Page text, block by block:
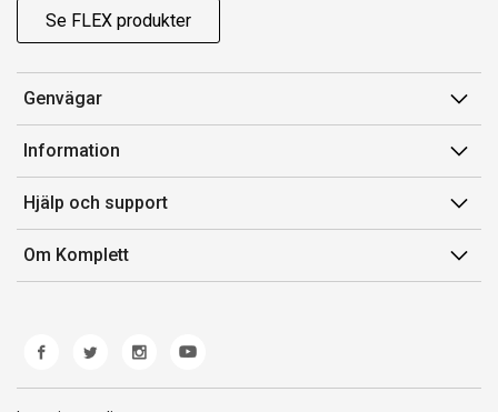
Se FLEX produkter
Genvägar
Konto
Orderhistorik
Presentkort
Komplett Club
Information
Försäljningsvillkor
Medlemsvillkor for Komplett Club
Lediga tjänster
Hjälp och support
Kontakta oss
Kundservice
Produkthjälp och retur
Felsökning och guider
Om Komplett